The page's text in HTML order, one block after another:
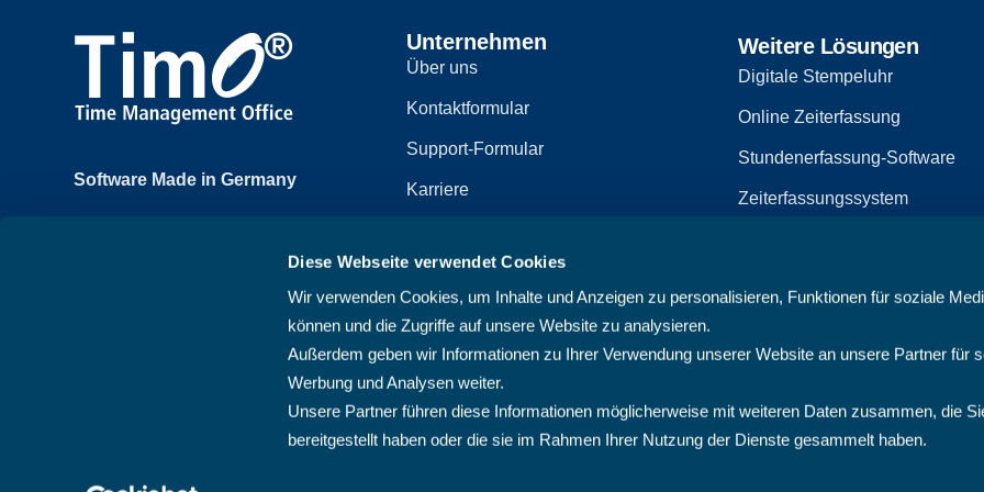
Diese Webseite verwendet Cookies
Wir verwenden Cookies, um Inhalte und Anzeigen zu personalisieren, Funktionen für soziale
können und die Zugriffe auf unsere Website zu analysieren.
Außerdem geben wir Informationen zu Ihrer Verwendung unserer Website an unsere Partner für
Werbung und Analysen weiter.
Unsere Partner führen diese Informationen möglicherweise mit weiteren Daten zusammen, die
bereitgestellt haben oder die sie im Rahmen Ihrer Nutzung der Dienste gesammelt haben.
Software Made in Germany
61250 Usingen, Deutschland
+49 6081 58600
Unternehmen
Über uns
Kontaktformular
Support-Formular
Karriere
Datenschutzerklärung
Sitemap
AGB
Weitere Lösungen
Digitale Stempeluhr
Online Zeiterfassung
Stundenerfassung-Software
Zeiterfassungssystem
PMO-Software
Cloud Projektmanagement-
Projektplanungssoftware